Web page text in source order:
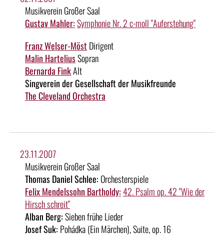
Musikverein Großer Saal
Gustav Mahler:Symphonie Nr. 2 c-moll "Auferstehung"
Franz Welser-Möst Dirigent
Malin HarteliusSopran
Bernarda FinkAlt
Singverein der Gesellschaft der Musikfreunde
The Cleveland Orchestra
23.11.2007
Musikverein Großer Saal
Thomas Daniel Schlee: Orchesterspiele
Felix Mendelssohn Bartholdy: 42. Psalm op. 42 "Wie der
Hirsch schreit"
Alban Berg:Sieben frühe Lieder
Josef Suk: Pohádka (Ein Märchen), Suite, op. 16